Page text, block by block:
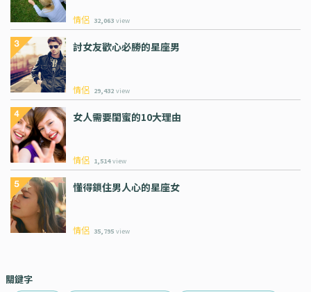
情侶 32,063 view
討女友歡心必勝的星座男
情侶 29,432 view
女人需要閨蜜的10大理由
情侶 1,514 view
懂得鎖住男人心的星座女
情侶 35,795 view
關鍵字